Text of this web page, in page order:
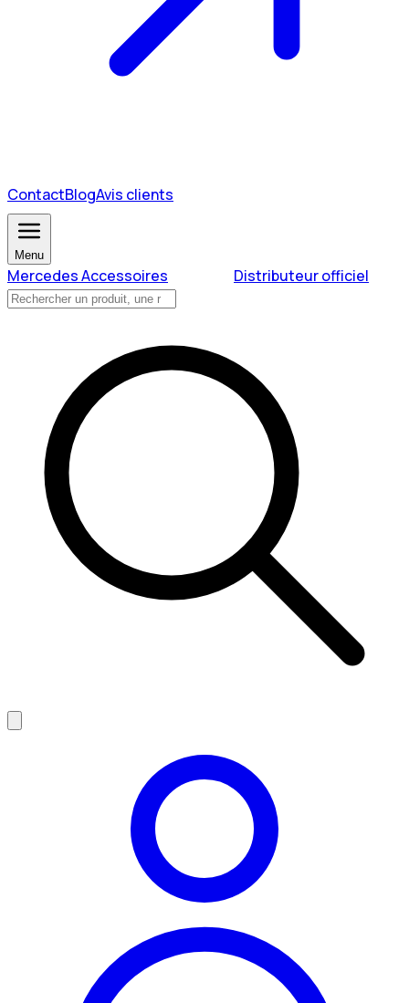
ContactBlogAvis clients
Menu
Mercedes Accessoires Distributeur officiel